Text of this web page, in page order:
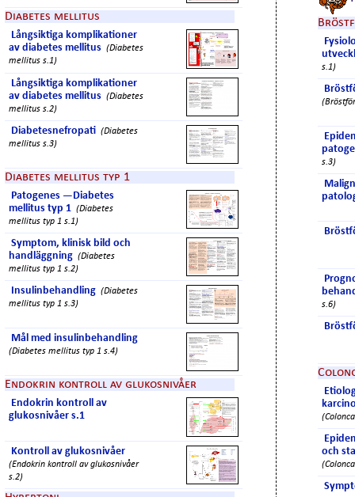
Diabetes mellitus
Långsiktiga komplikationer
av diabetes mellitus (Diabetes
mellitus s.1)
Långsiktiga komplikationer
av diabetes mellitus (Diabetes
mellitus s.2)
Diabetesnefropati (Diabetes
mellitus s.3)
Diabetes mellitus typ 1
Patogenes —Diabetes
mellitus typ 1 (Diabetes
mellitus typ 1 s.1)
Symptom, klinisk bild och
handläggning (Diabetes
mellitus typ 1 s.2)
Insulinbehandling (Diabetes
mellitus typ 1 s.3)
Mål med insulinbehandling
(Diabetes mellitus typ 1 s.4)
Endokrin kontroll av glukosnivåer
Endokrin kontroll av
glukosnivåer s.1
Kontroll av glukosnivåer
(Endokrin kontroll av glukosnivåer
s.2)
s.1)
s.3)
s.6)
och